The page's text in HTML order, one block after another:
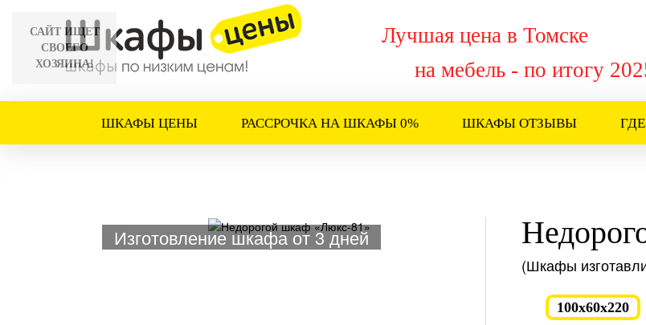
Лучшая цена в Томске
на мебель - по итогу
ШКАФЫ ЦЕНЫ РАССРОЧКА НА ШКАФЫ 0% ШКАФЫ ОТЗЫВЫ
Изготовление шкафа от 3 дней
(Шкафы
100x60x220
САЙТ ИЩЕТ
СВОЕГО
ХОЗЯИНА!